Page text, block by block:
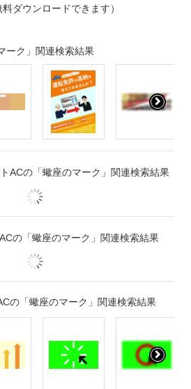
ダウンロードできます）
ーク」関連検索結果
ACの「蠍座のマーク」関連検索結果
の「蠍座のマーク」関連検索結果
の「蠍座のマーク」関連検索結果